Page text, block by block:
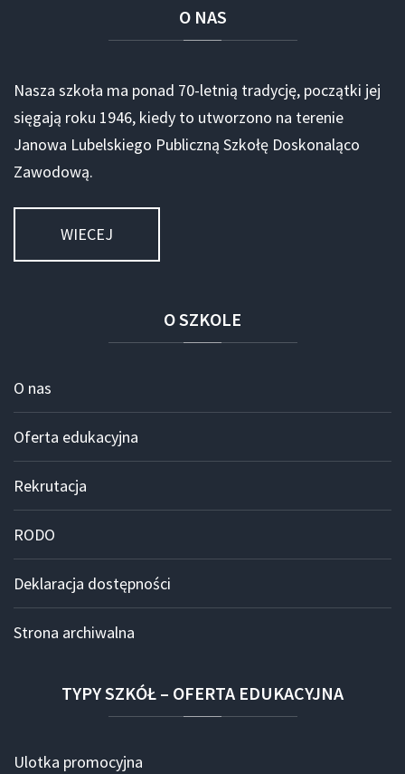
O NAS
Nasza szkoła ma ponad 70-letnią tradycję, początki jej
sięgają roku 1946, kiedy to utworzono na terenie
Janowa Lubelskiego Publiczną Szkołę Doskonaląco
Zawodową.
WIECEJ
OSZKOLE
O nas
Oferta edukacyjna
Rekrutacja
RODO
Deklaracja dostępności
Strona archiwalna
TYPYSZKÓŁ – OFERTA EDUKACYJNA
Ulotka promocyjna